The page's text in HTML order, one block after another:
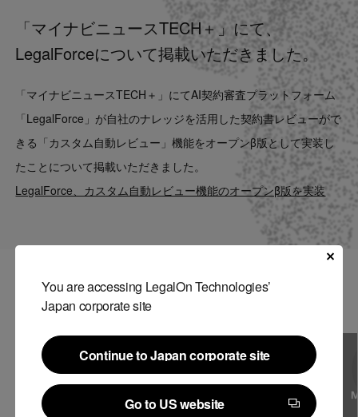
News
LegalOn Now
Contact
You are accessing LegalOn Technologies’
Japan corporate site
Continue to Japan corporate site
Continue to Japan corporate site
Go to US website
「マイナビニュースTECH＋」にて、
LegalForceについて掲載いただきました。
「マイナビニュースTECH＋」にてAI契約審査プラットフォーム
「LegalForce」が自社のナレッジを活用した契約書レビューがで
きる「カスタム自動レビュー」機能をオープンβ版として実装し
たことについて掲載いただきました。
LegalForce、カスタム自動レビュー機能のオープンβ版を実装
関連記事